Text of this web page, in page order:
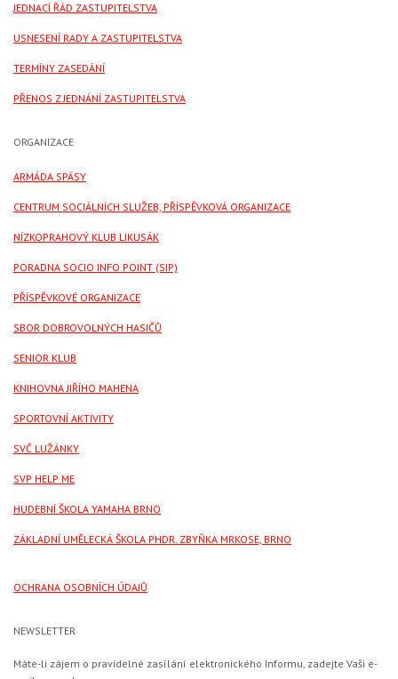
JEDNACÍ ŘÁD ZASTUPITELSTVA
USNESENÍ RADY A ZASTUPITELSTVA
TERMÍNY ZASEDÁNÍ
PŘENOS Z JEDNÁNÍ ZASTUPITELSTVA
ORGANIZACE
ARMÁDA SPÁSY
CENTRUM SOCIÁLNÍCH SLUŽEB, PŘÍSPĚVKOVÁ ORGANIZACE
NÍZKOPRAHOVÝ KLUB LIKUSÁK
PORADNA SOCIO INFO POINT (SIP)
PŘÍSPĚVKOVÉ ORGANIZACE
SBOR DOBROVOLNÝCH HASIČŮ
SENIOR KLUB
KNIHOVNA JIŘÍHO MAHENA
SPORTOVNÍ AKTIVITY
SVČ LUŽÁNKY
SVP HELP ME
HUDEBNÍ ŠKOLA YAMAHA BRNO
ZÁKLADNÍ UMĚLECKÁ ŠKOLA PHDR. ZBYŇKA MRKOSE, BRNO
OCHRANA OSOBNÍCH ÚDAJŮ
NEWSLETTER
Máte-li zájem o pravidelné zasílání elektronického Informu, zadejte Vaši e-